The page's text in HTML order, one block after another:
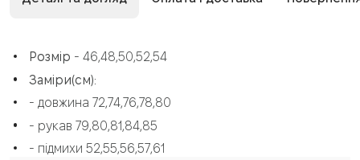
Розмір - 46,48,50,52,54
Заміри(см):
- довжина 72,74,76,78,80
- рукав 79,80,81,84,85
- підмихи 52,55,56,57,61